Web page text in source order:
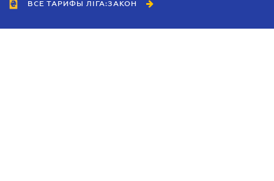
ВСЕ ТАРИФЫ ЛІГА:ЗАКОН